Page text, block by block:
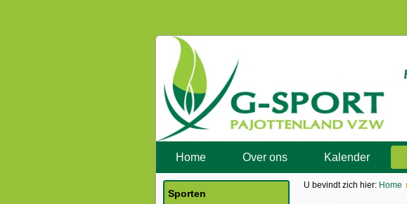
Home Over ons Kalender
Sporten
U bevindt zich hier: Home